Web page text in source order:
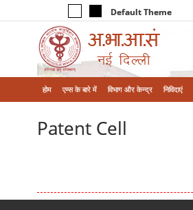
Default Theme
होम एम्‍स के बारे में विभाग और केन्‍द्र निविदाएं
Patent Cell